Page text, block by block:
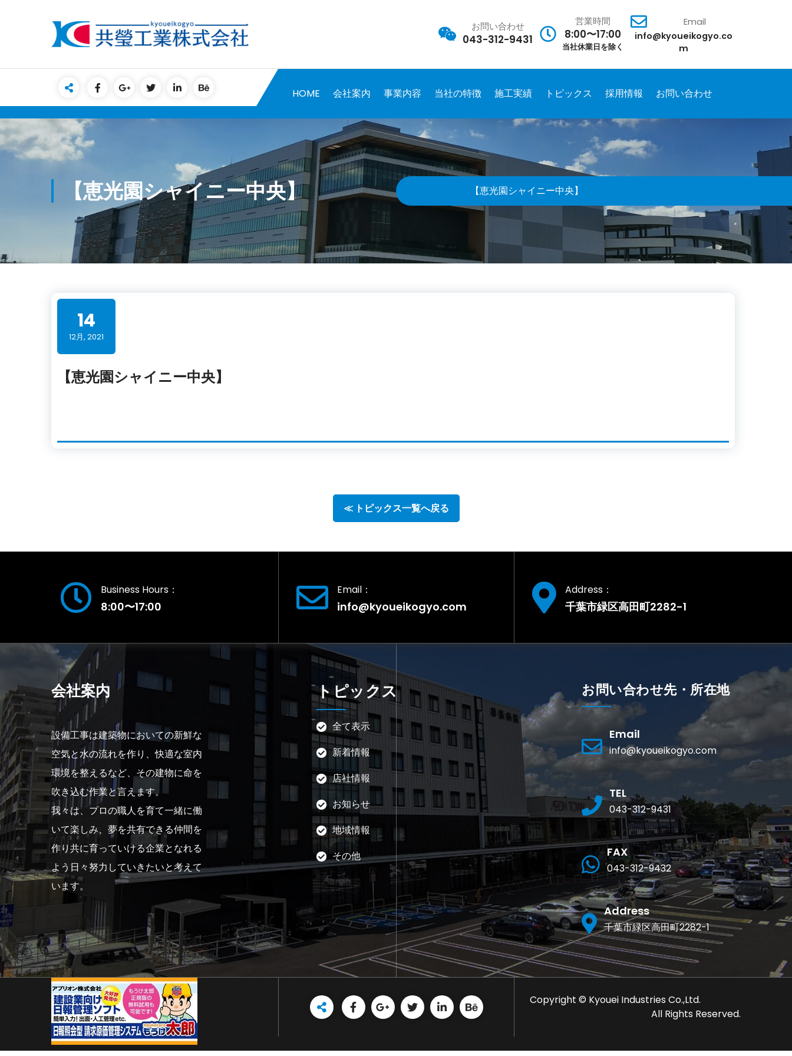
お問い合わせ
043-312-9431
営業時間
8:00〜17:00
当社休業日を除く
Email
info@kyoueikogyo.co
m
HOME 会社案内 事業内容 当社の特徴 施工実績 トピックス 採用情報 お問い合わせ
【恵光園シャイニー中央】 【恵光園シャイニー中央】
14
12月, 2021
【恵光園シャイニー中央】
≪ トピックス一覧へ戻る
Business Hours：
8:00〜17:00
Email：
info@kyoueikogyo.com
Address：
千葉市緑区高田町2282-1
会社案内
設備工事は建築物においての新鮮な
空気と水の流れを作り、快適な室内
環境を整えるなど、その建物に命を
吹き込む作業と言えます。
我々は、プロの職人を育て一緒に働
いて楽しみ、夢を共有できる仲間を
作り共に育っていける企業となれる
よう日々努力していきたいと考えて
います。
トピックス
全て表示
新着情報
店社情報
お知らせ
地域情報
その他
お問い合わせ先・所在地
Email
info@kyoueikogyo.com
TEL
043-312-9431
FAX
043-312-9432
Address
千葉市緑区高田町2282-1
Copyright © Kyouei Industries Co.,Ltd.
All Rights Reserved.